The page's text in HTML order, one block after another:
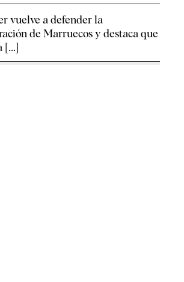
vuelve a defender la
de Marruecos y destaca que
[...]